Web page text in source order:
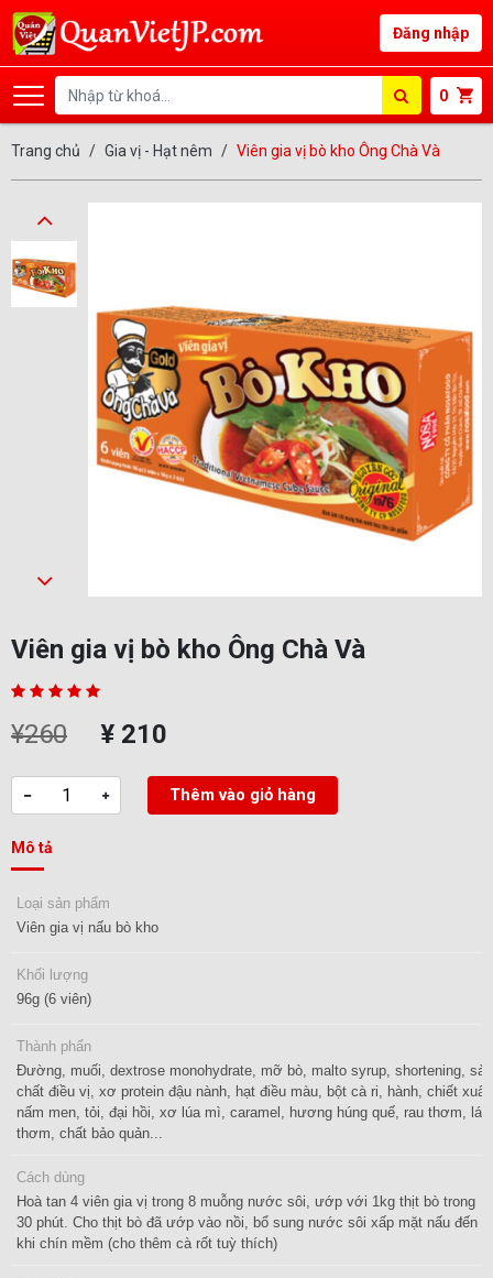
Đăng nhập
0
Trang chủ Gia vị - Hạt nêm Viên gia vị bò kho Ông Chà Và
Viên gia vị bò kho Ông Chà Và
¥260 ¥ 210
Thêm vào giỏ hàng
Mô tả
Loại sản phẩm
Viên gia vị nấu bò kho
Khối lượng
96g (6 viên)
Thành phẩn
Đường, muối, dextrose monohydrate, mỡ bò, malto syrup, shortening, sả,
chất điều vị, xơ protein đậu nành, hạt điều màu, bột cà ri, hành, chiết xuất
nấm men, tỏi, đại hồi, xơ lúa mì, caramel, hương húng quế, rau thơm, lá
thơm, chất bảo quản...
Cách dùng
Hoà tan 4 viên gia vị trong 8 muỗng nước sôi, ướp với 1kg thịt bò trong
30 phút. Cho thịt bò đã ướp vào nồi, bổ sung nước sôi xấp mặt nấu đến
khi chín mềm (cho thêm cà rốt tuỳ thích)